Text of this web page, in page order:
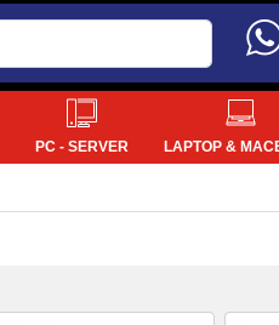
PC - SERVER LAPTOP &